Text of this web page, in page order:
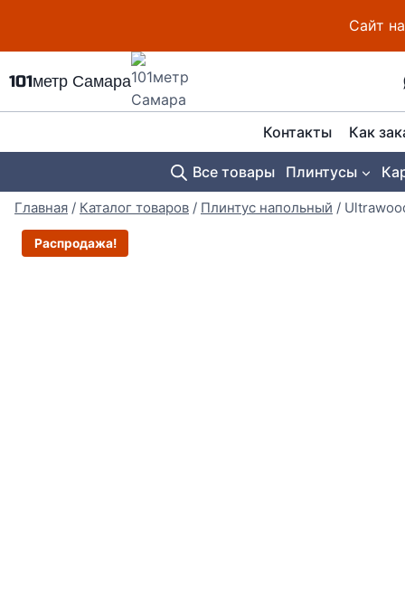
содержимому
Сайт
101метр Самара
Контакты Как
Все товары Плинтусы
Главная / Каталог товаров / Плинтус напольный /
Распродажа!